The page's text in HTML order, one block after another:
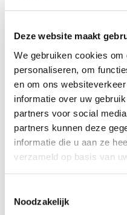
Deze website maakt
We gebruiken cookies
personaliseren, om
en om ons
informatie over uw
partners voor social
partners kunnen deze
informatie die u aan ze
verzameld op basis van
Noodzakelijk
Op voorraad
In mijn winkelwagen